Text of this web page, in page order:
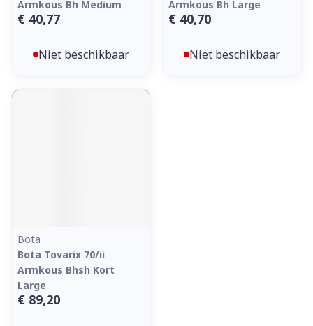
Armkous Bh Medium
€ 40,77
Niet beschikbaar
Armkous Bh Large
€ 40,70
Niet beschikbaar
Bota
Bota Tovarix 70/ii
Armkous Bhsh Kort
Large
€ 89,20